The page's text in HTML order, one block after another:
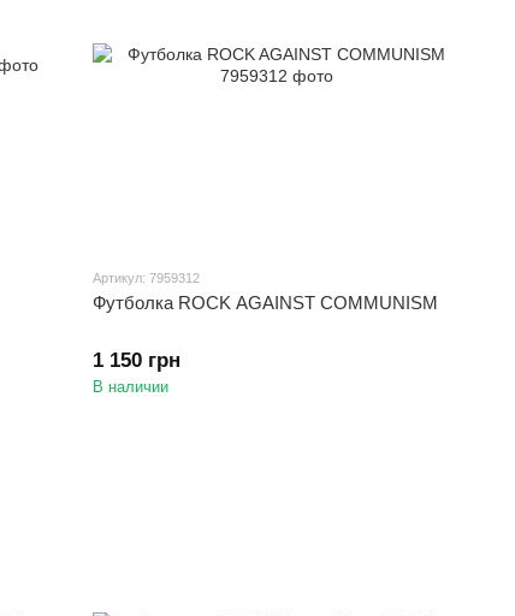
Артикул: 7959312
Футболка ROCK AGAINST COMMUNISM
1 150 грн
В наличии